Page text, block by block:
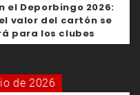
el Deporbingo 2026:
valor del cartón se
para los clubes
de 2026